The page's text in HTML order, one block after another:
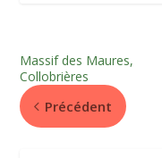
Massif des Maures,
Collobrières
Précédent